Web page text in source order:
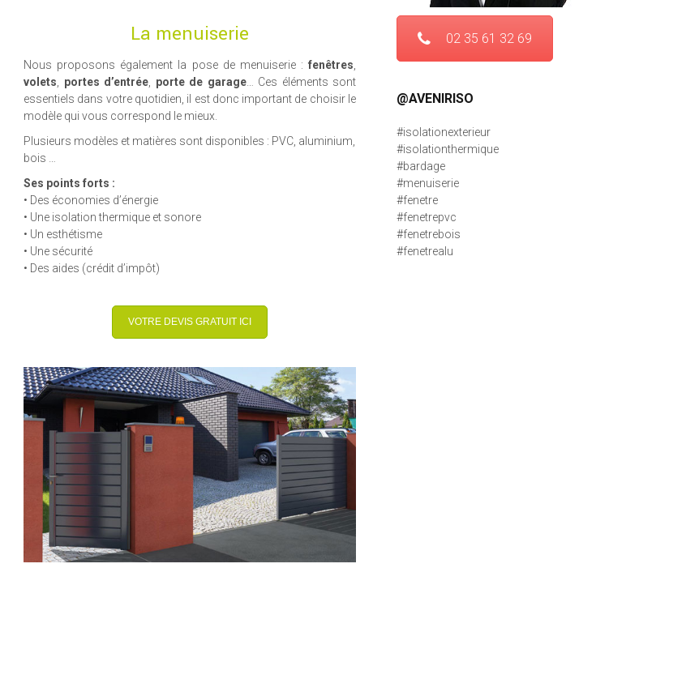
La menuiserie
Nous proposons également la pose de menuiserie : fenêtres
volets
portes d’entrée porte de garage… Ces éléments sont
essentiels dans votre quotidien, il est donc important de choisir le
modèle qui vous correspond le mieux.
Plusieurs modèles et matières sont disponibles : PVC, aluminium,
bois …
Ses points forts :
• Des économies d’énergie
• Une isolation thermique et sonore
• Un esthétisme
• Une sécurité
• Des aides (crédit d’impôt)
VOTRE DEVIS GRATUIT ICI
02 35 61 32 69
@AVENIRISO
#isolationexterieur
#isolationthermique
#bardage
#menuiserie
#fenetre
#fenetrepvc
#fenetrebois
#fenetrealu